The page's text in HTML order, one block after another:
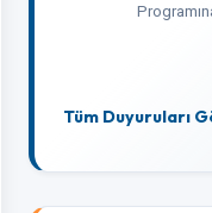
Tüm Duyuruları